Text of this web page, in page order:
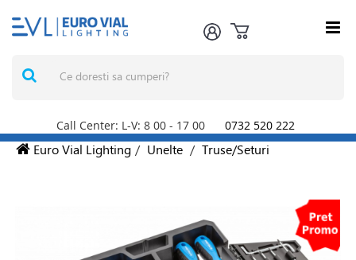
Call Center: L-V: 8 00 - 17 00 0732 520 222
Euro Vial Lighting / Unelte / Truse/Seturi